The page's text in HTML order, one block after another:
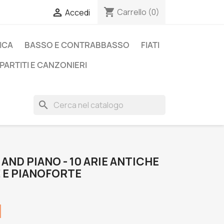
 Accedi shopping_cart Carrello (0)
BASSO E CONTRABBASSO
FIATI
E CANZONIERI
search
PIANO - 10 ARIE ANTICHE
PIANOFORTE